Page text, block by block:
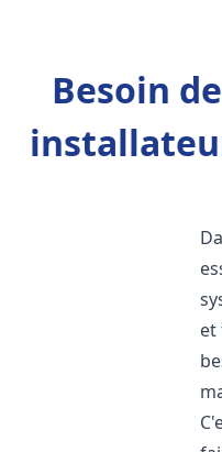
Besoin
et